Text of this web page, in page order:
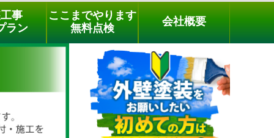
電話でのご相談 [9時～18時まで受付中]
phone03-3779-1505
事
ラン
ここまでやります
無料点検
会社概要